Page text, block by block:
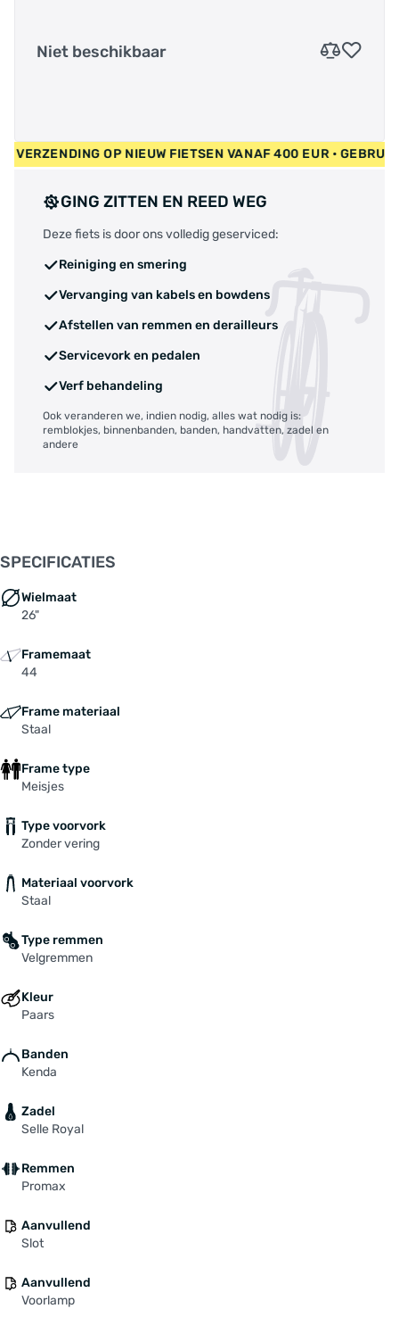
Niet beschikbaar
VERZENDING OP NIEUW FIETSEN VANAF 400 EUR •
GING ZITTEN EN REED WEG
Deze fiets is door ons volledig geserviced:
Reiniging en smering
Vervanging van kabels en bowdens
Afstellen van remmen en derailleurs
Servicevork en pedalen
Verf behandeling
Ook veranderen we, indien nodig, alles wat nodig is:
remblokjes, binnenbanden, banden, handvatten, zadel en
andere
SPECIFICATIES
Wielmaat
26"
Framemaat
44
Frame materiaal
Staal
Frame type
Meisjes
Type voorvork
Zonder vering
Materiaal voorvork
Staal
Type remmen
Velgremmen
Kleur
Paars
Banden
Kenda
Zadel
Selle Royal
Remmen
Promax
Aanvullend
Slot
Aanvullend
Voorlamp